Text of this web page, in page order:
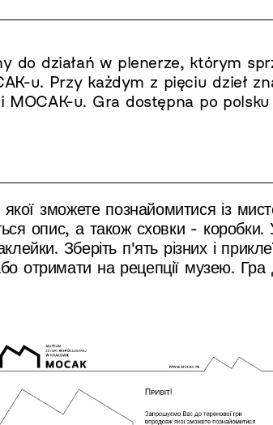
do działań w plenerze, którym
u. Przy każdym z pięciu dzieł
MOCAK-u. Gra dostępna po
зможете познайомитися із
опис, а також сховки - коробки.
Зберіть п'ять різних і
отримати на рецепції музею.